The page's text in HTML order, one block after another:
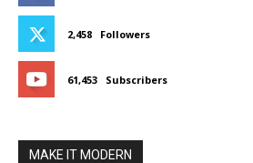
2,458 Followers
61,453 Subscribers
MAKE IT MODERN